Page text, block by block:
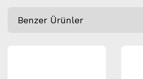
Benzer Ürünler